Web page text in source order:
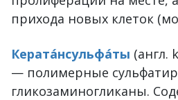
прихода новых клеток
Керата́нсульфа́ты (англ.
— полимерные
гликозаминогликаны.